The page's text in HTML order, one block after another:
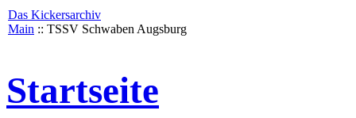
Das Kickersarchiv
Main :: TSSV Schwaben Augsburg
Startseite